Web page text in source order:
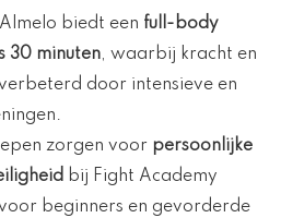
biedt een full-body
30 minuten, waarbij kracht en
door intensieve en
zorgen voor persoonlijke
bij Fight Academy
beginners en gevorderde